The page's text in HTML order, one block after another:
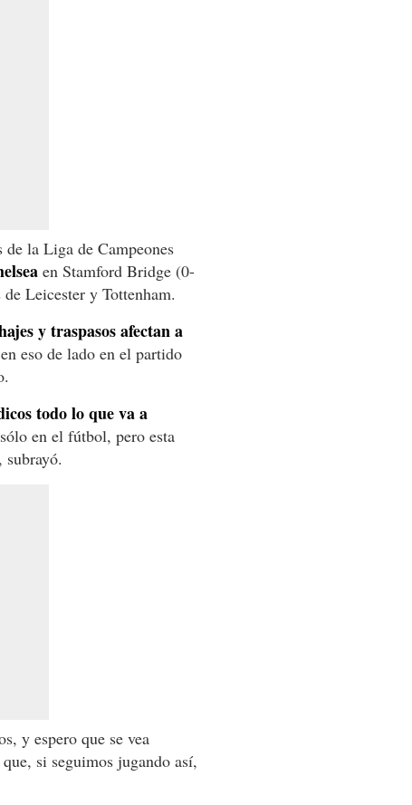
la Liga de Campeones
en Stamford Bridge (0-
Leicester y Tottenham.
y traspasos afectan a
eso de lado en el partido
todo lo que va a
en el fútbol, pero esta
y espero que se vea
si seguimos jugando así,